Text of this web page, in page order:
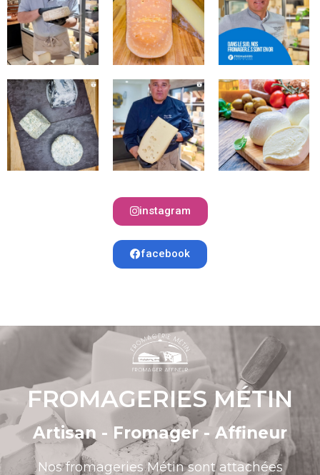
instagram
facebook
FROMAGERIES MÉTIN
Artisan - Fromager - Affineur
Nos fromageries Métin sont attachées